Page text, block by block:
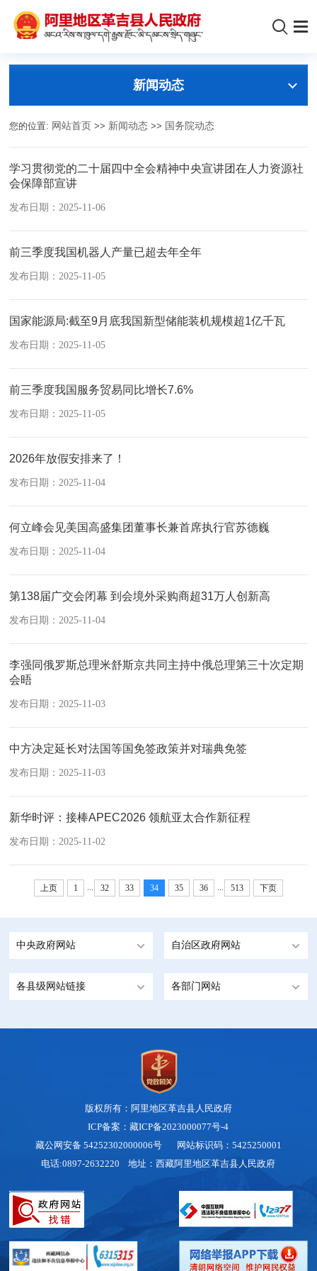
新闻动态
您的位置: 网站首页 >> 新闻动态 >> 国务院动态
学习贯彻党的二十届四中全会精神中央宣讲团在人力资源社
会保障部宣讲
发布日期：2025-11-06
前三季度我国机器人产量已超去年全年
发布日期：2025-11-05
国家能源局:截至9月底我国新型储能装机规模超1亿千瓦
发布日期：2025-11-05
前三季度我国服务贸易同比增长7.6%
发布日期：2025-11-05
2026年放假安排来了！
发布日期：2025-11-04
何立峰会见美国高盛集团董事长兼首席执行官苏德巍
发布日期：2025-11-04
第138届广交会闭幕 到会境外采购商超31万人创新高
发布日期：2025-11-04
李强同俄罗斯总理米舒斯京共同主持中俄总理第三十次定期
会晤
发布日期：2025-11-03
中方决定延长对法国等国免签政策并对瑞典免签
发布日期：2025-11-03
新华时评：接棒APEC2026 领航亚太合作新征程
发布日期：2025-11-02
上页 1 32 33 34 35 36 513 下页
中央政府网站 自治区政府网站
各县级网站链接 各部门网站
版权所有：阿里地区革吉县人民政府
ICP备案：藏ICP备2023000077号-4
藏公网安备 54252302000006号网站标识码：5425250001
电话:0897-2632220 地址：西藏阿里地区革吉县人民政府